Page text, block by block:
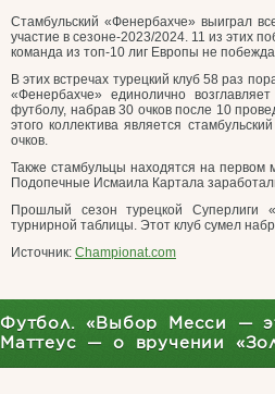
Стамбульский «Фенербахче» выиграл
участие в сезоне-2023/2024. 11 из этих
команда из топ-10 лиг Европы не
В этих встречах турецкий клуб 58 раз
«Фенербахче» единолично
футболу, набрав 30 очков после 10
этого коллектива является
очков.
Также стамбульцы находятся на первом
Подопечные Исмаила Картала
Прошлый сезон турецкой Суперлиги
турнирной таблицы. Этот клуб сумел
Источник: Championat.com
Футбол. «Выбор Месси —
Маттеус — о вручении